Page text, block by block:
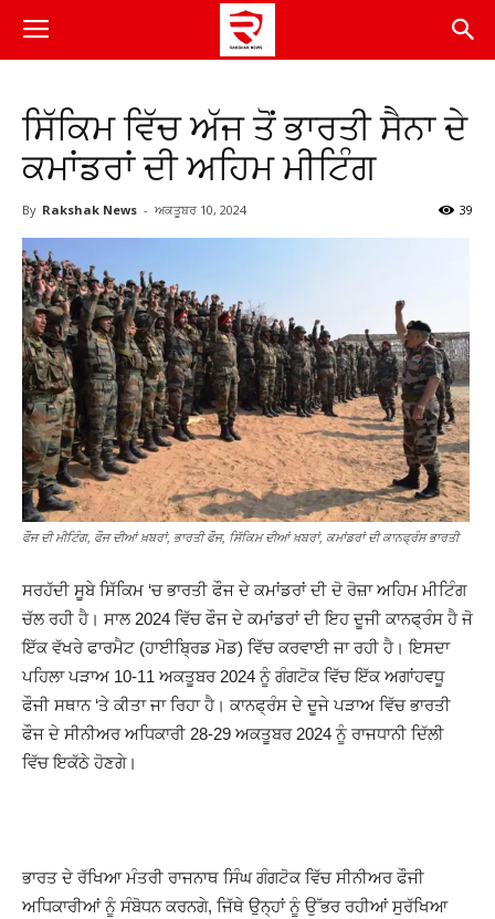
ਸਿੱਕਿਮ ਵਿੱਚ ਅੱਜ ਤੋਂ ਭਾਰਤੀ ਸੈਨਾ ਦੇ
ਕਮਾਂਡਰਾਂ ਦੀ ਅਹਿਮ ਮੀਟਿੰਗ
By Rakshak News - ਅਕਤੂਬਰ 10, 2024 39
ਫੌਜ ਦੀ ਮੀਟਿੰਗ, ਫੌਜ ਦੀਆਂ ਖ਼ਬਰਾਂ, ਭਾਰਤੀ ਫੌਜ, ਸਿੱਕਿਮ ਦੀਆਂ ਖ਼ਬਰਾਂ, ਕਮਾਂਡਰਾਂ ਦੀ ਕਾਨਫ੍ਰੰਸ ਭਾਰਤੀ
ਸਰਹੱਦੀ ਸੂਬੇ ਸਿੱਕਿਮ ‘ਚ ਭਾਰਤੀ ਫੌਜ ਦੇ ਕਮਾਂਡਰਾਂ ਦੀ ਦੋ ਰੋਜ਼ਾ ਅਹਿਮ ਮੀਟਿੰਗ
ਚੱਲ ਰਹੀ ਹੈ। ਸਾਲ 2024 ਵਿੱਚ ਫੌਜ ਦੇ ਕਮਾਂਡਰਾਂ ਦੀ ਇਹ ਦੂਜੀ ਕਾਨਫ੍ਰੰਸ ਹੈ ਜੋ
ਇੱਕ ਵੱਖਰੇ ਫਾਰਮੈਟ (ਹਾਈਬ੍ਰਿਡ ਮੋਡ) ਵਿੱਚ ਕਰਵਾਈ ਜਾ ਰਹੀ ਹੈ। ਇਸਦਾ
ਪਹਿਲਾ ਪੜਾਅ 10-11 ਅਕਤੂਬਰ 2024 ਨੂੰ ਗੰਗਟੋਕ ਵਿੱਚ ਇੱਕ ਅਗਾਂਹਵਧੂ
ਫੌਜੀ ਸਥਾਨ ‘ਤੇ ਕੀਤਾ ਜਾ ਰਿਹਾ ਹੈ। ਕਾਨਫ੍ਰੰਸ ਦੇ ਦੂਜੇ ਪੜਾਅ ਵਿੱਚ ਭਾਰਤੀ
ਫੌਜ ਦੇ ਸੀਨੀਅਰ ਅਧਿਕਾਰੀ 28-29 ਅਕਤੂਬਰ 2024 ਨੂੰ ਰਾਜਧਾਨੀ ਦਿੱਲੀ
ਵਿੱਚ ਇਕੱਠੇ ਹੋਣਗੇ।
ਭਾਰਤ ਦੇ ਰੱਖਿਆ ਮੰਤਰੀ ਰਾਜਨਾਥ ਸਿੰਘ ਗੰਗਟੋਕ ਵਿੱਚ ਸੀਨੀਅਰ ਫੌਜੀ
ਅਧਿਕਾਰੀਆਂ ਨੂੰ ਸੰਬੋਧਨ ਕਰਨਗੇ, ਜਿੱਥੇ ਉਨ੍ਹਾਂ ਨੂੰ ਉੱਭਰ ਰਹੀਆਂ ਸੁਰੱਖਿਆ